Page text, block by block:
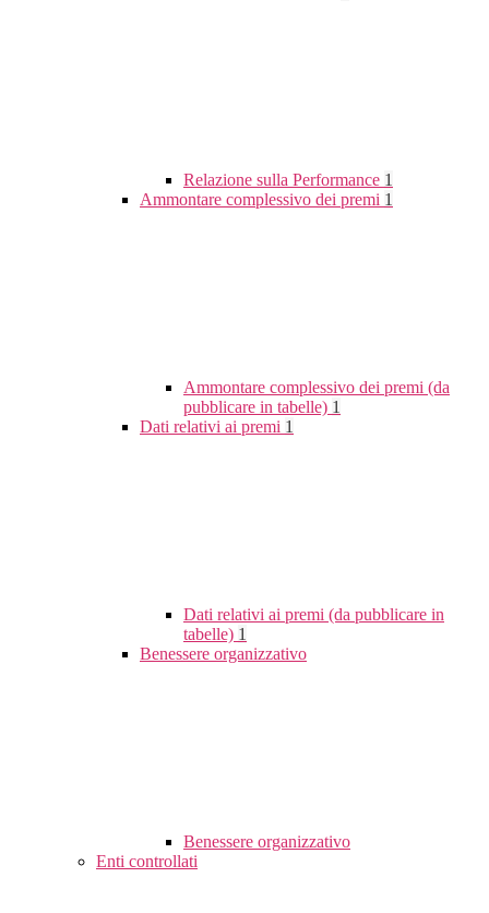
Relazione sulla Performance 1
Ammontare complessivo dei premi 1
Ammontare complessivo dei premi (da
pubblicare in tabelle) 1
Dati relativi ai premi 1
Dati relativi ai premi (da pubblicare in
tabelle) 1
Benessere organizzativo
Benessere organizzativo
Enti controllati